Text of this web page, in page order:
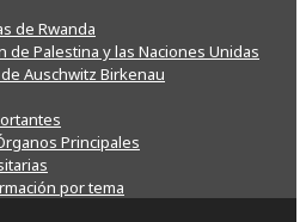
de Rwanda
de Palestina y las Naciones Unidas
Auschwitz Birkenau
Principales
por tema